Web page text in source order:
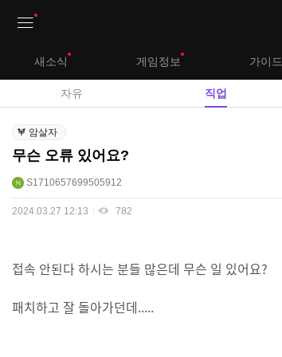
새소식 게임정보 가이드
자유 직업
직
업
게
시
암살자
무슨 오류 있어요?
S1710657699505912
2024.03.27 12:13 782
접속 안된다 하시는 분들 많은데 무슨 일 있어요?
패치하고 잘 돌아가던데.....